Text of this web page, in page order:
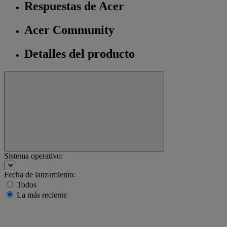
Respuestas de Acer
Acer Community
Detalles del producto
Sistema operativo:
Fecha de lanzamiento:
Todos
La más reciente